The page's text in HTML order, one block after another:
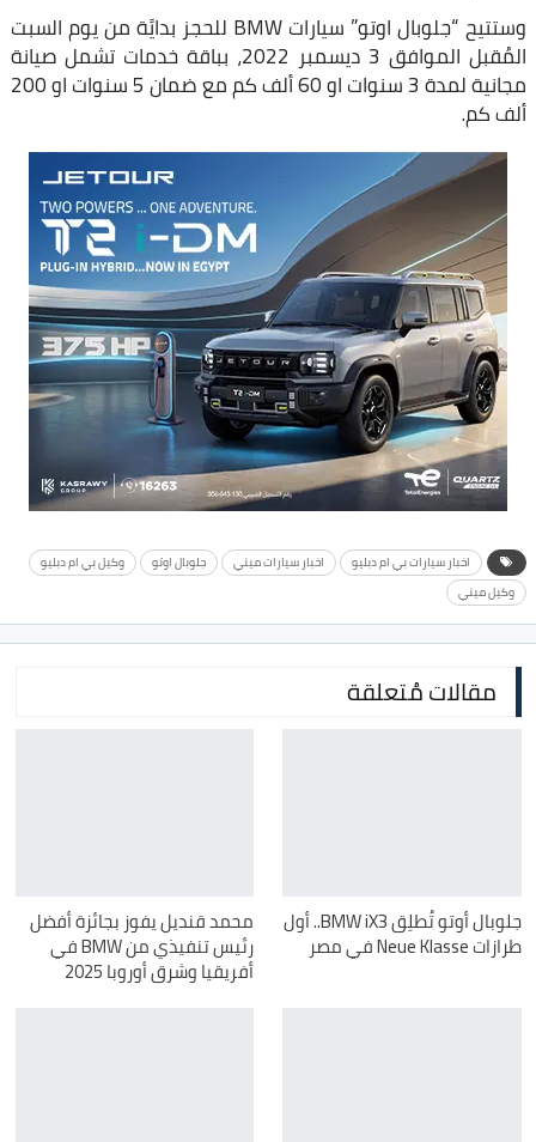
وستتيح “جلوبال اوتو” سيارات BMW للحجز بدايًة من يوم السبت
المُقبل الموافق 3 ديسمبر 2022، بباقة خدمات تشمل صيانة
مجانية لمدة 3 سنوات او 60 ألف كم مع ضمان 5 سنوات او 200
ألف كم.
اخبار سيارات بي ام دبليو اخبار سيارات ميني جلوبال اوتو
وكيل بي ام دبليو
وكيل ميني
مقالات مُتعلقة
جلوبال أوتو تُطلِق BMW iX3.. أول
طرازات Neue Klasse في مصر
محمد قنديل يفوز بجائزة أفضل
رئيس تنفيذي من BMW في
أفريقيا وشرق أوروبا 2025